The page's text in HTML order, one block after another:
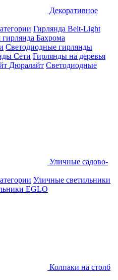
Декоративное
Гирлянда Belt-Light
Бахрома
Светодиодные гирлянды
Сети Гирлянды на деревья
Дюралайт Светодиодные
Уличные садово-
Уличные светильники
EGLO
Колпаки на столб